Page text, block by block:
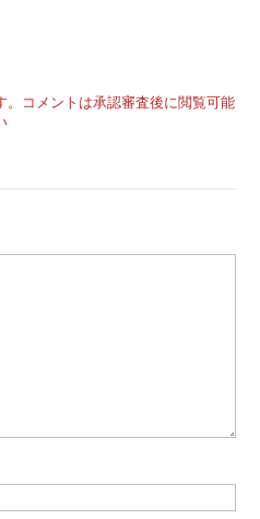
。コメントは承認審査後に閲覧可能